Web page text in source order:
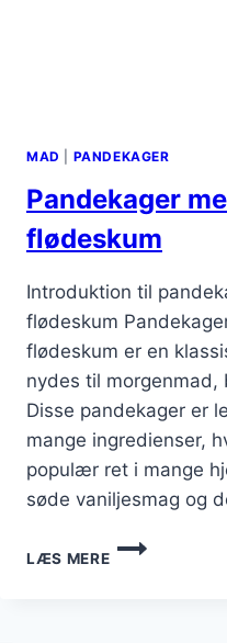
MAD PANDEKAGER
Pandekager
flødeskum
Introduktion til
flødeskum
flødeskum er en
nydes til morgenmad,
Disse pandekager er
mange ingredienser,
populær ret i mange
søde vaniljesmag og
LÆS MERE
PANDEKAGER
MED